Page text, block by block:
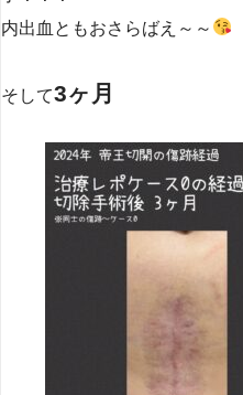
内出血ともおさらばえ～～
そして3ヶ月